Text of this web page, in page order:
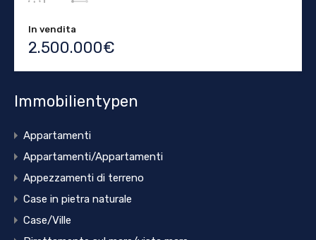
In vendita
2.500.000€
Immobilientypen
Appartamenti
Appartamenti/Appartamenti
Appezzamenti di terreno
Case in pietra naturale
Case/Ville